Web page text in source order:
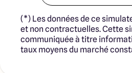
(*) Les données de ce
et non contractuelles. Cette
communiquée à titre
taux moyens du marché